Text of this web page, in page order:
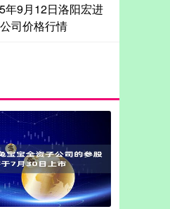
年9月12日洛阳宏进
司价格行情